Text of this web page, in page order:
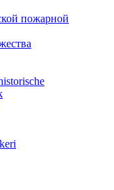
пожарной